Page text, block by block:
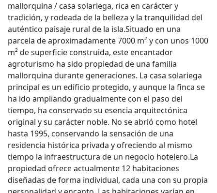
mallorquina / casa solariega, rica en carácter y
tradición, y rodeada de la belleza y la tranquilidad del
auténtico paisaje rural de la isla.Situado en una
parcela de aproximadamente 7000 m² y con unos 1000
m² de superficie construida, este encantador
agroturismo ha sido propiedad de una familia
mallorquina durante generaciones. La casa solariega
principal es un edificio protegido, y aunque la finca se
ha ido ampliando gradualmente con el paso del
tiempo, ha conservado su esencia arquitectónica
original y su carácter noble. No se abrió como hotel
hasta 1995, conservando la sensación de una
residencia histórica privada y ofreciendo al mismo
tiempo la infraestructura de un negocio hotelero.La
propiedad ofrece actualmente 12 habitaciones
diseñadas de forma individual, cada una con su propia